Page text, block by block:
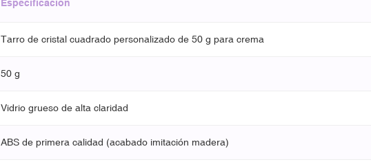
Especificación
Tarro de cristal cuadrado personalizado de 50 g para crema
50 g
Vidrio grueso de alta claridad
ABS de primera calidad (acabado imitación madera)